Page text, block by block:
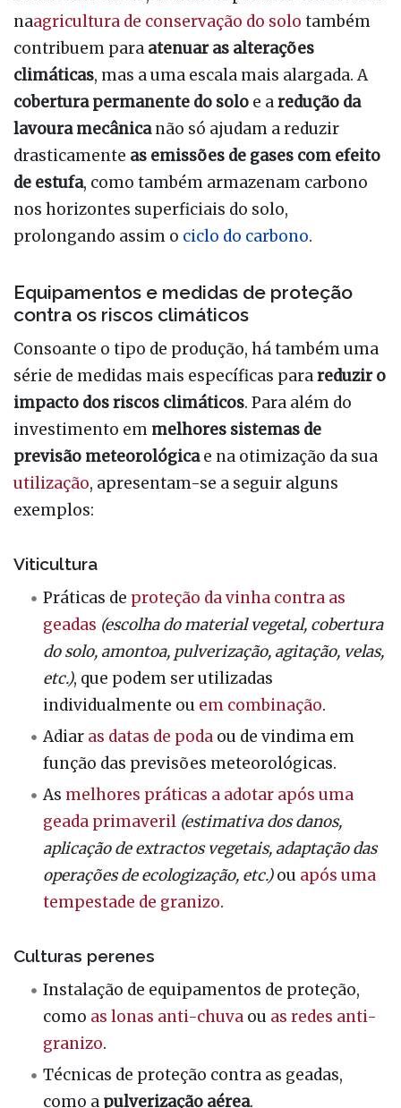
naagricultura de conservação do solo também
contribuem para atenuar as alterações
climáticas, mas a uma escala mais alargada. A
cobertura permanente do solo e aredução da
lavoura mecânicanão só ajudam a reduzir
drasticamente as emissões de gases com efeito
de estufa, como também armazenam carbono
nos horizontes superficiais do solo,
prolongando assim o ciclo do carbono.
Equipamentos e medidas de proteção
contra os riscos climáticos
Consoante o tipo de produção, há também uma
série de medidas mais específicas parareduzir o
impacto dos riscos climáticos. Para além do
investimento em melhores sistemas de
previsão meteorológicae na otimização da sua
utilização, apresentam-se a seguir alguns
exemplos:
Viticultura
Práticas de proteção da vinha contra as
geadas (escolha do material vegetal, cobertura
do solo, amontoa, pulverização, agitação, velas,
etc.), que podem ser utilizadas
individualmente ou em combinação.
Adiar as datas de poda ou de vindima em
função das previsões meteorológicas.
As melhores práticas a adotar após uma
geada primaveril (estimativa dos danos,
aplicação de extractos vegetais, adaptação das
operações de ecologização, etc.)ou após uma
tempestade de granizo.
Culturas perenes
Instalação de equipamentos de proteção,
como as lonas anti-chuva ou as redes anti-
granizo.
Técnicas de proteção contra as geadas,
como a pulverização aérea.